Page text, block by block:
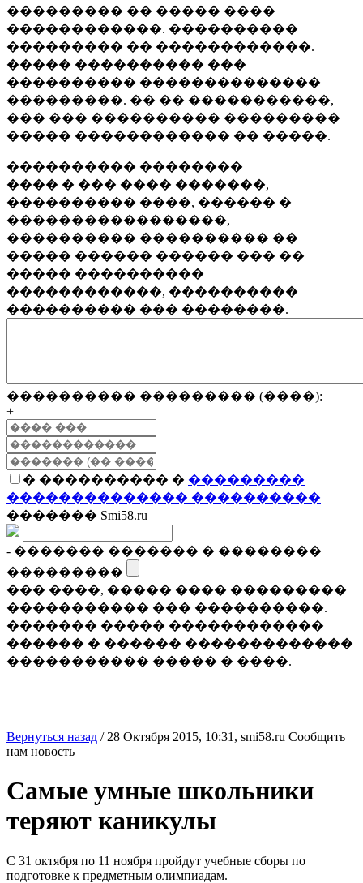
��������� �� ����� ����
������������. ����������
��������� �� ������������.
����� ���������� ���
���������� ��������������
���������. �� �� �����������,
��� ��� ���������� ���������
����� ������������ �� �����.
���������� ��������
���� � ��� ���� �������,
���������� ����, ������ �
�����������������,
���������� ���������� ��
����� ������ ������ ��� ��
����� ����������
������������, ����������
���������� ��� ��������.
���������� ��������� (����):
+
� ���������� � ���������
�������������� ����������
������� Smi58.ru
- ������� ������� � ��������
���������
��� ����, ����� ���� ���������
����������� ��� ����������.
������� ����� ������������
������ � ������ �������������
����������� ����� � ����.
Вернуться назад / 28 Октября 2015, 10:31, smi58.ru Сообщить
нам новость
Самые умные школьники
теряют каникулы
С 31 октября по 11 ноября пройдут учебные сборы по
подготовке к предметным олимпиадам.